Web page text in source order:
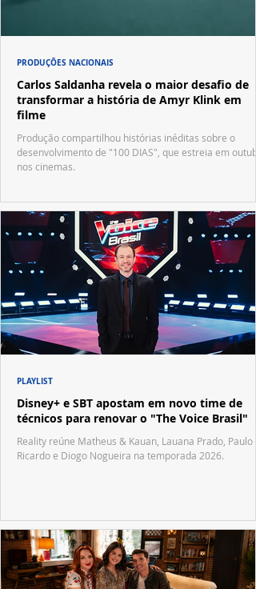
Carlos Saldanha revela o maior desafio de
transformar a história de Amyr Klink em
filme
Produção compartilhou histórias inéditas sobre o
desenvolvimento de "100 DIAS", que estreia em
nos cinemas.
PRODUÇÕES NACIONAIS
Disney+ e SBT apostam em novo time de
técnicos para renovar o "The Voice Brasil"
Reality reúne Matheus & Kauan, Lauana Prado, Paulo
Ricardo e Diogo Nogueira na temporada 2026.
PLAYLIST